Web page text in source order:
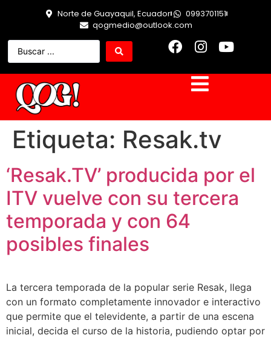
Norte de Guayaquil, Ecuador
0993701151
qogmedio@outlook.com
Etiqueta: Resak.tv
‘Resak.TV’ producida por el
ITV vuelve con su tercera
temporada y con 64
posibles finales
La tercera temporada de la popular serie Resak, llega
con un formato completamente innovador e interactivo
que permite que el televidente, a partir de una escena
inicial, decida el curso de la historia, pudiendo optar por